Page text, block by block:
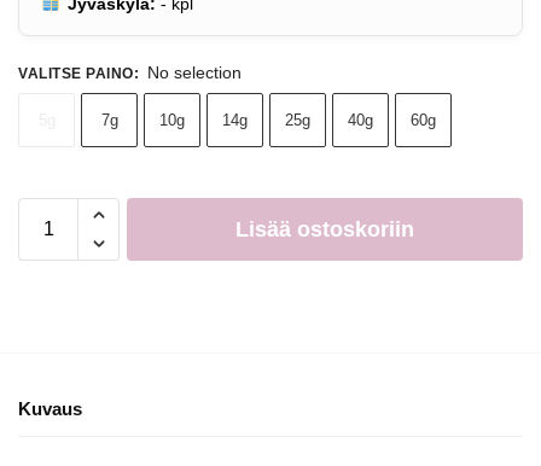
VALITSE PAINO: No selection
7g 10g 14g 25g 40g 60g
Lisää ostoskoriin
Kuvaus